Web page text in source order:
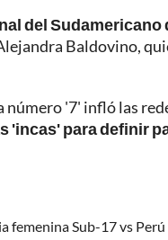
del Sudamericano
Baldovino,
número '7' infló las
'incas' para definir
femenina Sub-17 vs Perú